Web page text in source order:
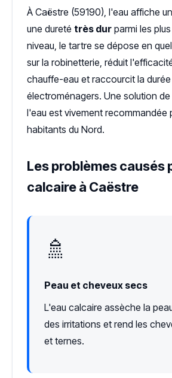
À Caëstre (59190), l'eau affiche
une dureté très dur parmi les
niveau, le tartre se dépose en
sur la robinetterie, réduit
chauffe-eau et raccourcit la
électroménagers. Une solution
l'eau est vivement recommandée
habitants du Nord.
Les problèmes causés
calcaire à Caëstre
🚿
Peau et cheveux secs
L'eau calcaire assèche la
des irritations et rend les
et ternes.